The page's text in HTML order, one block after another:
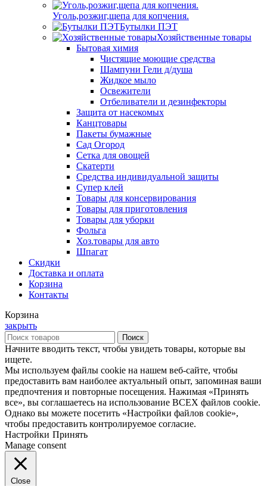
Уголь,розжиг,щепа для копчения.
Бутылки ПЭТ
Хозяйственные товары
Бытовая химия
Чистящие моющие средства
Шампуни Гели д/душа
Жидкое мыло
Освежители
Отбеливатели и дезинфекторы
Защита от насекомых
Канцтовары
Пакеты бумажные
Сад Огород
Сетка для овощей
Скатерти
Средства индивидуальной защиты
Супер клей
Товары для консервирования
Товары для приготовления
Товары для уборки
Фольга
Хоз.товары для авто
Шпагат
Скидки
Доставка и оплата
Корзина
Контакты
Корзина
закрыть
Поиск
Начните вводить текст, чтобы увидеть товары, которые вы
ищете.
Мы используем файлы cookie на нашем веб-сайте, чтобы
предоставить вам наиболее актуальный опыт, запоминая ваши
предпочтения и повторные посещения. Нажимая «Принять
все», вы соглашаетесь на использование ВСЕХ файлов cookie.
Однако вы можете посетить «Настройки файлов cookie»,
чтобы предоставить контролируемое согласие.
Настройки Принять
Manage consent
Close